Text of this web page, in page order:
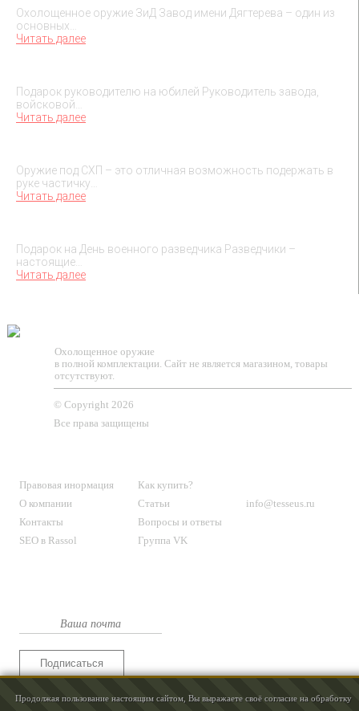
Охолощенное оружие ЗиД Завод имени Дягтерева – один из
основных…
Читать далее
Подарок руководителю на юбилей Руководитель завода,
войсковой…
Читать далее
Оружие под СХП – это отличная возможность подержать в
руке частичку…
Читать далее
Подарок на День военного разведчика Разведчики –
настоящие…
Читать далее
Охолощенное оружие
в полной комплектации. Сайт не является магазином, товары
отсутствуют.
© Copyright 2026
Все права защищены
Правовая инормация
О компании
Контакты
SEO в Rassol
Как купить?
Статьи
Вопросы и ответы
Группа VK
info@tesseus.ru
Подписаться
Продолжая пользование настоящим сайтом, Вы выражаете своё согласие на обработку